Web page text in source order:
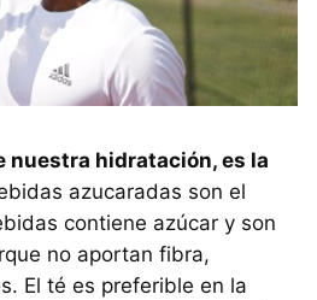
nuestra hidratación, es la
azucaradas son el
contiene azúcar y son
no aportan fibra,
El té es preferible en la